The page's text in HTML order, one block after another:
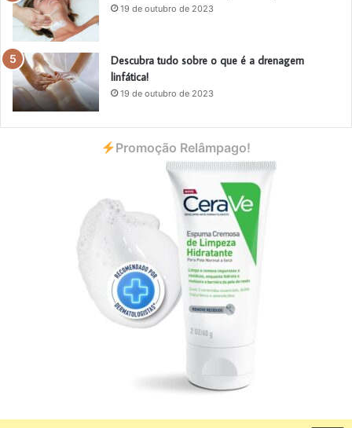
19 de outubro de 2023
Descubra tudo sobre o que é a drenagem
linfática!
19 de outubro de 2023
Promoção Relâmpago!